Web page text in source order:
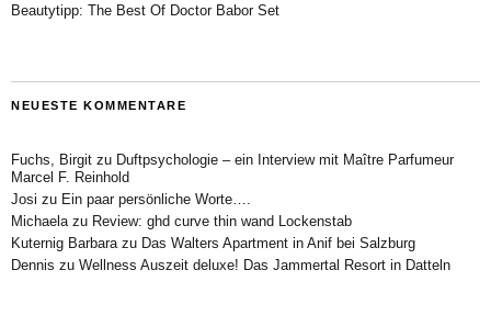
Beautytipp: The Best Of Doctor Babor Set
NEUESTE KOMMENTARE
Fuchs, Birgit zu Duftpsychologie – ein Interview mit Maître Parfumeur
Marcel F. Reinhold
Josi zu Ein paar persönliche Worte….
Michaela zu Review: ghd curve thin wand Lockenstab
Kuternig Barbara zu Das Walters Apartment in Anif bei Salzburg
Dennis zu Wellness Auszeit deluxe! Das Jammertal Resort in Datteln